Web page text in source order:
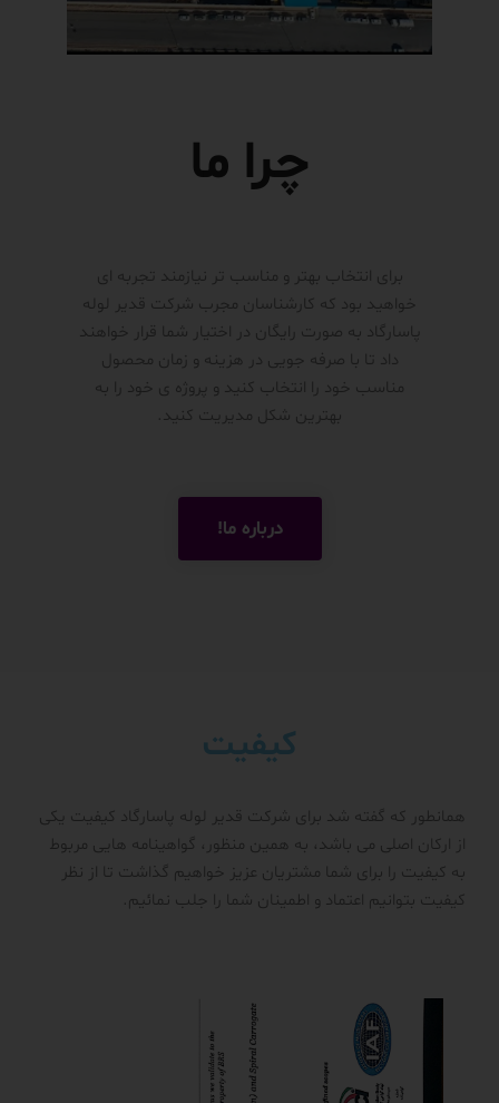
چرا ما
برای انتخاب بهتر و مناسب تر نیازمند تجربه ای
خواهید بود که کارشناسان مجرب شرکت قدیر لوله
پاسارگاد به صورت رایگان در اختیار شما قرار خواهند
داد تا با صرفه جویی در هزینه و زمان محصول
مناسب خود را انتخاب کنید و پروژه ی خود را به
بهترین شکل مدیریت کنید.
درباره ما!
کیفیت
همانطور که گفته شد برای شرکت قدیر لوله پاسارگاد کیفیت یکی
از ارکان اصلی می باشد، به همین منظور، گواهینامه هایی مربوط
به کیفیت را برای شما مشتریان عزیز خواهیم گذاشت تا از نظر
کیفیت بتوانیم اعتماد و اطمینان شما را جلب نمائیم.